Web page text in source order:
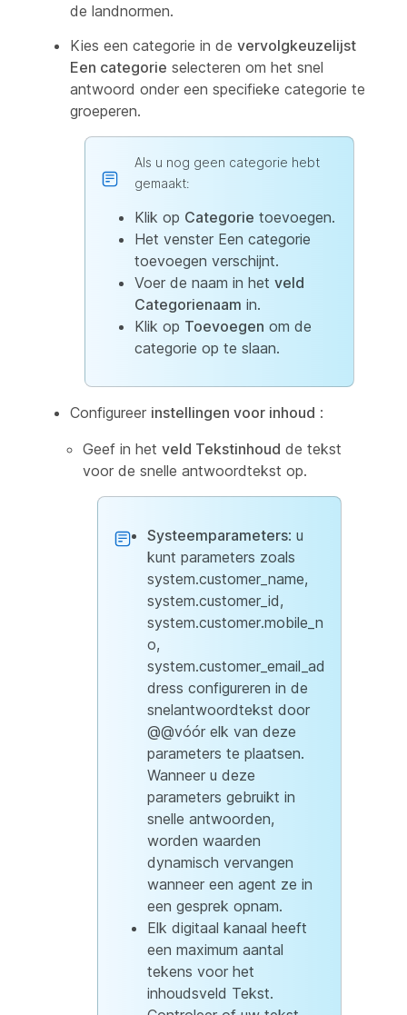
de landnormen.
Kies een categorie in de vervolgkeuzelijst
Een categorie selecteren om het snel
antwoord onder een specifieke categorie te
groeperen.
Als u nog geen categorie hebt
gemaakt:
Klik op Categorie toevoegen.
Het venster Een categorie
toevoegen verschijnt.
Voer de naam in het veld
Categorienaam in.
Klik op Toevoegen om de
categorie op te slaan.
Configureer instellingen voor inhoud :
Geef in het veld Tekstinhoud de tekst
voor de snelle antwoordtekst op.
Systeemparameters: u
kunt parameters zoals
system.customer_name,
system.customer_id,
system.customer.mobile_n
o,
system.customer_email_ad
dress configureren in de
snelantwoordtekst door
@@vóór elk van deze
parameters te plaatsen.
Wanneer u deze
parameters gebruikt in
snelle antwoorden,
worden waarden
dynamisch vervangen
wanneer een agent ze in
een gesprek opnam.
Elk digitaal kanaal heeft
een maximum aantal
tekens voor het
inhoudsveld Tekst.